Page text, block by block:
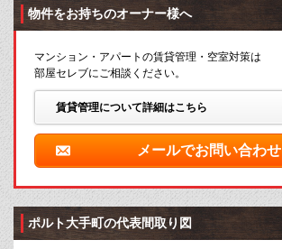
物件をお持ちのオーナー様へ
マンション・アパートの賃貸管理・空室対策は
部屋セレブにご相談ください。
賃貸管理について詳細はこちら
メールでお問い合わせ
ポルト大手町の代表間取り図